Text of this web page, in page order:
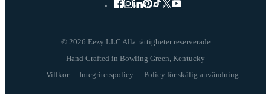
© 2026 Eezy LLC Alla rättigheter reserverade
Villkor Integritetspolicy Policy för skälig användning